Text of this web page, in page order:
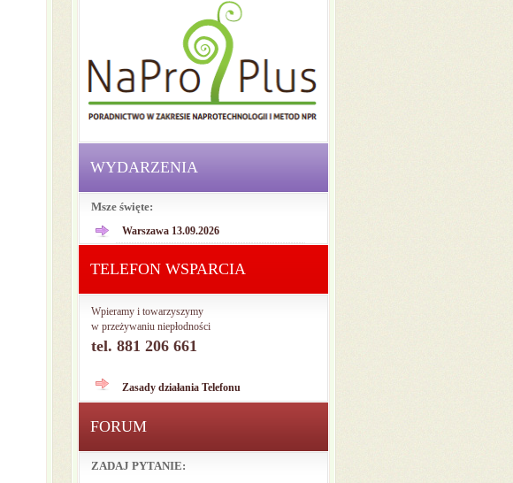
WYDARZENIA
Msze święte:
Warszawa 13.09.2026
TELEFON WSPARCIA
Wpieramy i towarzyszymy
w przeżywaniu niepłodności
tel. 881 206 661
Zasady działania Telefonu
FORUM
ZADAJ PYTANIE: